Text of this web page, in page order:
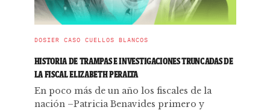
DOSIER CASO CUELLOS BLANCOS
HISTORIA DE TRAMPAS E INVESTIGACIONES TRUNCADAS DE
LA FISCAL ELIZABETH PERALTA
En poco más de un año los fiscales de la
nación –Patricia Benavides primero y